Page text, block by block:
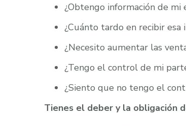
¿Obtengo información de mi
¿Cuánto tardo en recibir esa
¿Necesito aumentar las
¿Tengo el control de mi
¿Siento que no tengo el
Tienes el deber y la obligación